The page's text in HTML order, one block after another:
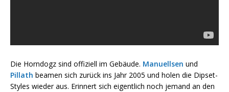
Die Horndogz sind offiziell im Gebäude. Manuellsen und
Pillath beamen sich zurück ins Jahr 2005 und holen die Dipset-
Styles wieder aus. Erinnert sich eigentlich noch jemand an den